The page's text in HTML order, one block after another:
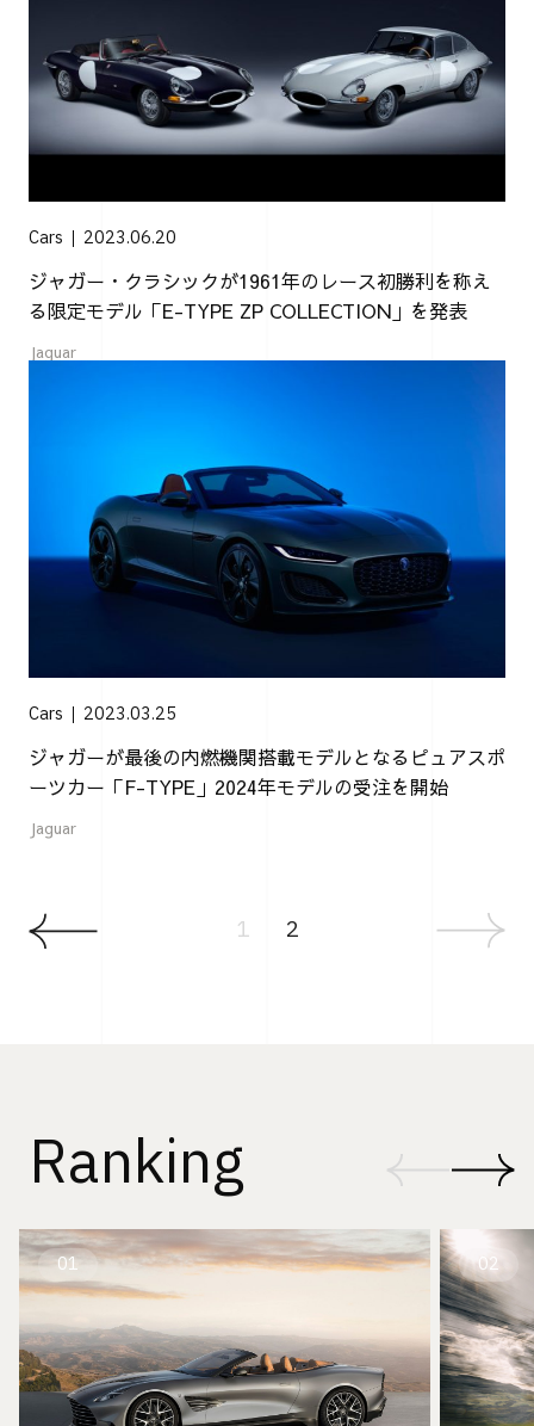
Cars 2023.06.20
ジャガー・クラシックが1961年のレース初勝利を称え
る限定モデル「E-TYPE ZP COLLECTION」を発表
Jaguar
Cars 2023.03.25
ジャガーが最後の内燃機関搭載モデルとなるピュアスポ
ーツカー「F-TYPE」2024年モデルの受注を開始
Jaguar
1 2
Ranking
01 02